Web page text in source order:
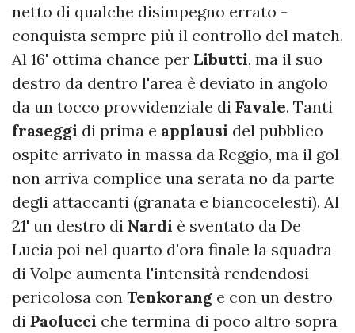
netto di qualche disimpegno errato -
conquista sempre più il controllo del match.
Al 16' ottima chance per Libutti, ma il suo
destro da dentro l'area è deviato in angolo
da un tocco provvidenziale di Favale. Tanti
fraseggi di prima e applausi del pubblico
ospite arrivato in massa da Reggio, ma il gol
non arriva complice una serata no da parte
degli attaccanti (granata e biancocelesti). Al
21' un destro di Nardi è sventato da De
Lucia poi nel quarto d'ora finale la squadra
di Volpe aumenta l'intensità rendendosi
pericolosa con Tenkorang e con un destro
di Paolucci che termina di poco altro sopra